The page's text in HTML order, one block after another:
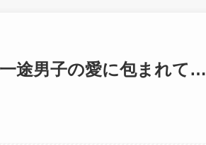
途男子の愛に包まれて…